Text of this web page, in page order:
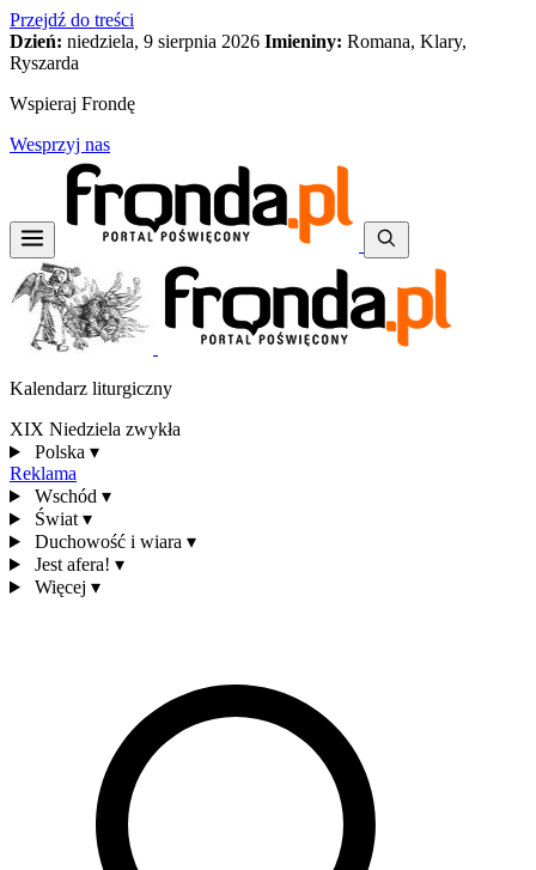
Przejdź do treści
Dzień: niedziela, 9 sierpnia 2026 Imieniny: Romana, Klary,
Ryszarda
Wspieraj Frondę
Wesprzyj nas
Kalendarz liturgiczny
XIX Niedziela zwykła
Polska ▾
Reklama
Wschód ▾
Świat ▾
Duchowość i wiara ▾
Jest afera! ▾
Więcej ▾